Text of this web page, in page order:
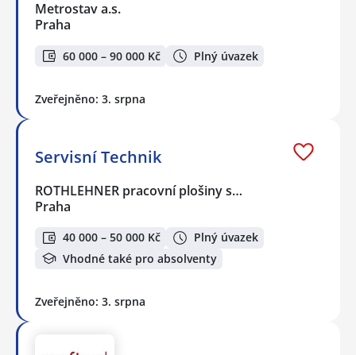
Metrostav a.s.
Praha
60 000 – 90 000 Kč Plný úvazek
Zveřejněno: 3. srpna
Servisní Technik
ROTHLEHNER pracovní plošiny s…
Praha
40 000 – 50 000 Kč
Plný úvazek
Vhodné také pro absolventy
Zveřejněno: 3. srpna